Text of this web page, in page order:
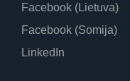
Facebook (Lietuva)
Facebook (Somija)
LinkedIn